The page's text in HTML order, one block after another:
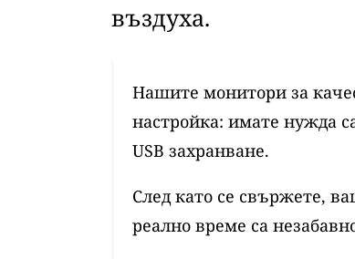
въздуха.
Нашите монитори за
настройка: имате нужда
USB захранване.
След като се свържете,
реално време са